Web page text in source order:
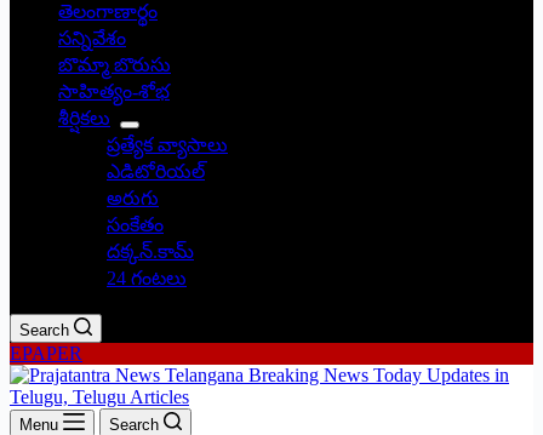
తెలంగాణార్థం
సన్నివేశం
బొమ్మా బొరుసు
సాహిత్యం-శోభ
శీర్షికలు
ప్రత్యేక వ్యాసాలు
ఎడిటోరియల్
అరుగు
సంకేతం
దక్కన్.కామ్
24 గంటలు
Search
EPAPER
Menu Search